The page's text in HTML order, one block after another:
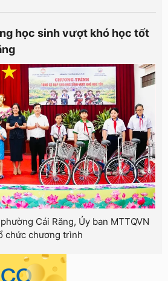
học sinh vượt khó học tốt
Cái Răng, Ủy ban MTTQVN
chức chương trình